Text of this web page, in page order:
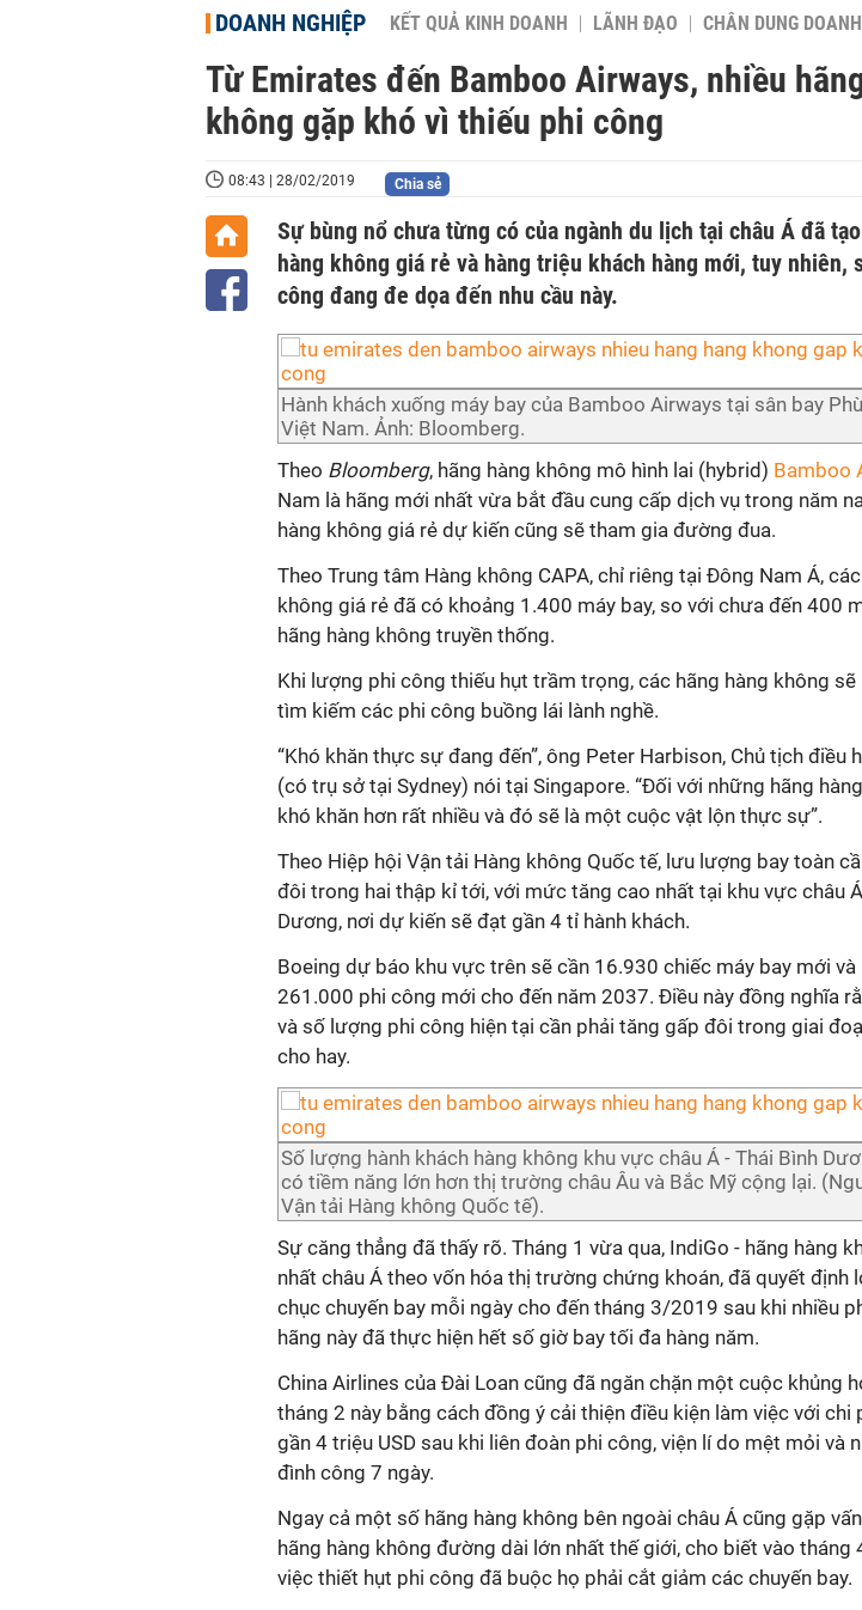
DOANH NGHIỆP KẾT QUẢ KINH DOANH LÃNH ĐẠO CHÂN DUNG
Từ Emirates đến Bamboo Airways, nhiều
không gặp khó vì thiếu phi công
08:43 | 28/02/2019 Chia sẻ
Sự bùng nổ chưa từng có của ngành du lịch tại châu Á đã
hàng không giá rẻ và hàng triệu khách hàng mới, tuy nhiên,
công đang đe dọa đến nhu cầu này.
Hành khách xuống máy bay của Bamboo Airways tại sân bay
Việt Nam. Ảnh: Bloomberg.
Theo Bloomberg, hãng hàng không mô hình lai (hybrid) Bamboo
Nam là hãng mới nhất vừa bắt đầu cung cấp dịch vụ trong năm
hàng không giá rẻ dự kiến cũng sẽ tham gia đường đua.
Theo Trung tâm Hàng không CAPA, chỉ riêng tại Đông Nam Á,
không giá rẻ đã có khoảng 1.400 máy bay, so với chưa đến 400
hãng hàng không truyền thống.
Khi lượng phi công thiếu hụt trầm trọng, các hãng hàng không sẽ
tìm kiếm các phi công buồng lái lành nghề.
“Khó khăn thực sự đang đến”, ông Peter Harbison, Chủ tịch điều
(có trụ sở tại Sydney) nói tại Singapore. “Đối với những hãng
khó khăn hơn rất nhiều và đó sẽ là một cuộc vật lộn thực sự”.
Theo Hiệp hội Vận tải Hàng không Quốc tế, lưu lượng bay toàn
đôi trong hai thập kỉ tới, với mức tăng cao nhất tại khu vực châu
Dương, nơi dự kiến sẽ đạt gần 4 tỉ hành khách.
Boeing dự báo khu vực trên sẽ cần 16.930 chiếc máy bay mới và
261.000 phi công mới cho đến năm 2037. Điều này đồng nghĩa
và số lượng phi công hiện tại cần phải tăng gấp đôi trong giai
cho hay.
Số lượng hành khách hàng không khu vực châu Á - Thái Bình
có tiềm năng lớn hơn thị trường châu Âu và Bắc Mỹ cộng lại.
Vận tải Hàng không Quốc tế).
Sự căng thẳng đã thấy rõ. Tháng 1 vừa qua, IndiGo - hãng hàng
nhất châu Á theo vốn hóa thị trường chứng khoán, đã quyết định
chục chuyến bay mỗi ngày cho đến tháng 3/2019 sau khi nhiều
hãng này đã thực hiện hết số giờ bay tối đa hàng năm.
China Airlines của Đài Loan cũng đã ngăn chặn một cuộc khủng
tháng 2 này bằng cách đồng ý cải thiện điều kiện làm việc với chi
gần 4 triệu USD sau khi liên đoàn phi công, viện lí do mệt mỏi và
đình công 7 ngày.
Ngay cả một số hãng hàng không bên ngoài châu Á cũng gặp
hãng hàng không đường dài lớn nhất thế giới, cho biết vào tháng
việc thiết hụt phi công đã buộc họ phải cắt giảm các chuyến bay.